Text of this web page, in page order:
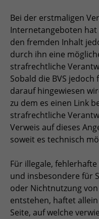
Bei der erstmaligen
Internetangeboten
den fremden Inhalt
durch ihn eine
strafrechtliche
Sobald die BVS
darauf hingewiesen
zu dem es einen Link
strafrechtliche
Verweis auf dieses
soweit es technisch
Für illegale,
und insbesondere für
oder Nichtnutzung
entstehen, haftet
Seite, auf welche